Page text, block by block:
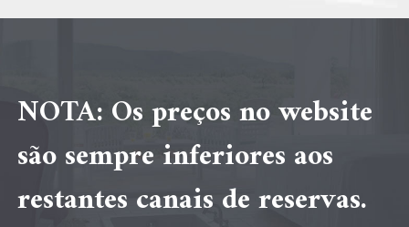
NOTA: Os preços no website
são sempre inferiores aos
restantes canais de reservas.